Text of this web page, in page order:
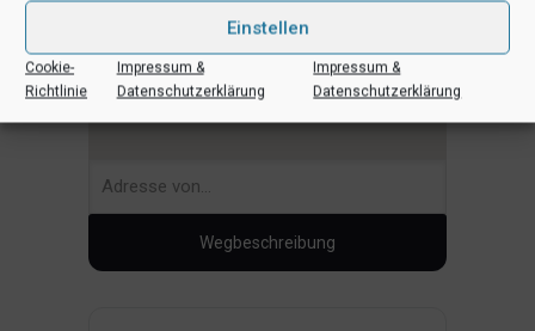
Einstellen
Cookie-
Richtlinie
Impressum &
Datenschutzerklärung
Impressum &
Datenschutzerklärung